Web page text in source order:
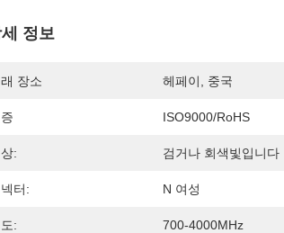
정보
장소 헤페이, 중국
ISO9000/RoHS
: 검거나 회색빛입니다
터: N 여성
: 700-4000MHz